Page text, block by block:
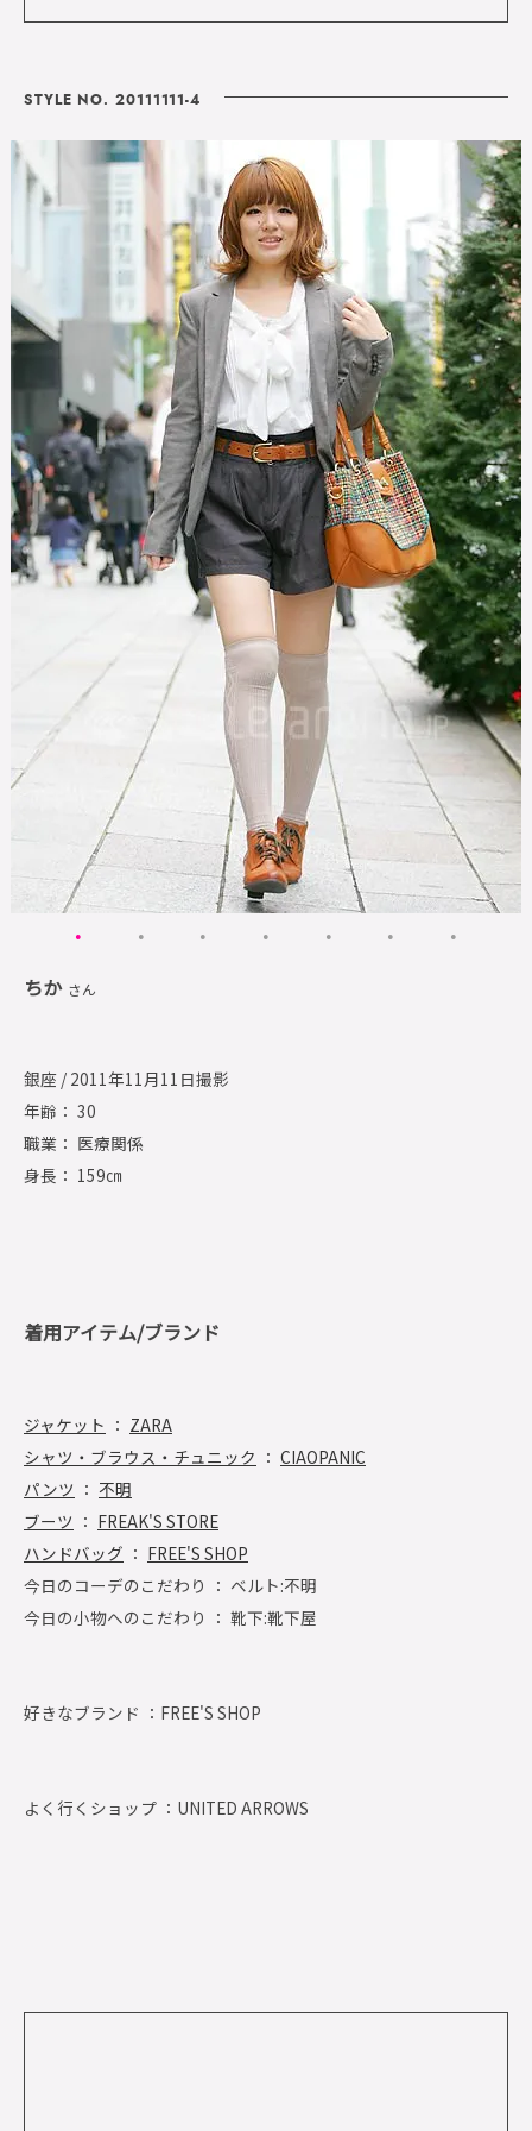
STYLE NO. 20111111-4
ちか さん
銀座 / 2011年11月11日撮影
年齢： 30
職業： 医療関係
身長： 159㎝
着用アイテム/ブランド
ジャケット ： ZARA
シャツ・ブラウス・チュニック ： CIAOPANIC
パンツ ： 不明
ブーツ ： FREAK'S STORE
ハンドバッグ ： FREE'S SHOP
今日のコーデのこだわり ： ベルト:不明
今日の小物へのこだわり ： 靴下:靴下屋
好きなブランド ： FREE'S SHOP
よく行くショップ ： UNITED ARROWS